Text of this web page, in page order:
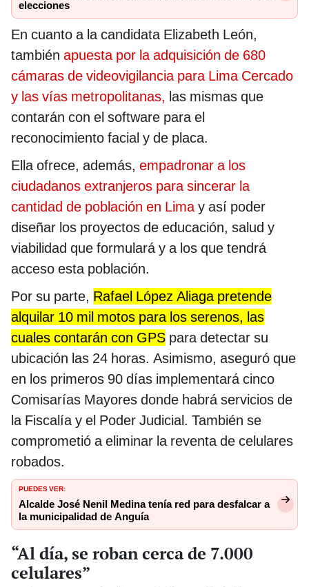
elecciones
En cuanto a la candidata Elizabeth León,
también apuesta por la adquisición de 680
cámaras de videovigilancia para Lima Cercado
y las vías metropolitanas, las mismas que
contarán con el software para el
reconocimiento facial y de placa.
Ella ofrece, además, empadronar a los
ciudadanos extranjeros para sincerar la
cantidad de población en Limay así poder
diseñar los proyectos de educación, salud y
viabilidad que formulará y a los que tendrá
acceso esta población.
Por su parte, Rafael López Aliaga pretende
alquilar 10 mil motos para los serenos, las
cuales contarán con GPS para detectar su
ubicación las 24 horas. Asimismo, aseguró que
en los primeros 90 días implementará cinco
Comisarías Mayores donde habrá servicios de
la Fiscalía y el Poder Judicial. También se
comprometió a eliminar la reventa de celulares
robados.
PUEDES VER:
Alcalde José Nenil Medina tenía red para desfalcar a
la municipalidad de Anguía
“Al día, se roban cerca de 7.000
celulares”